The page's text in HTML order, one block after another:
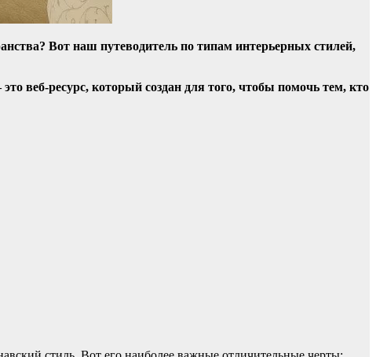
Вот наш путеводитель по типам интерьерных стилей,
веб-ресурс, который создан для того, чтобы помочь тем, кто